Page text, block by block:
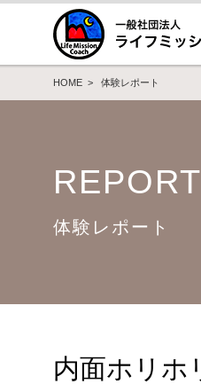
HOME > 体験レポート
REPORT
体験レポート
内面ホリホ